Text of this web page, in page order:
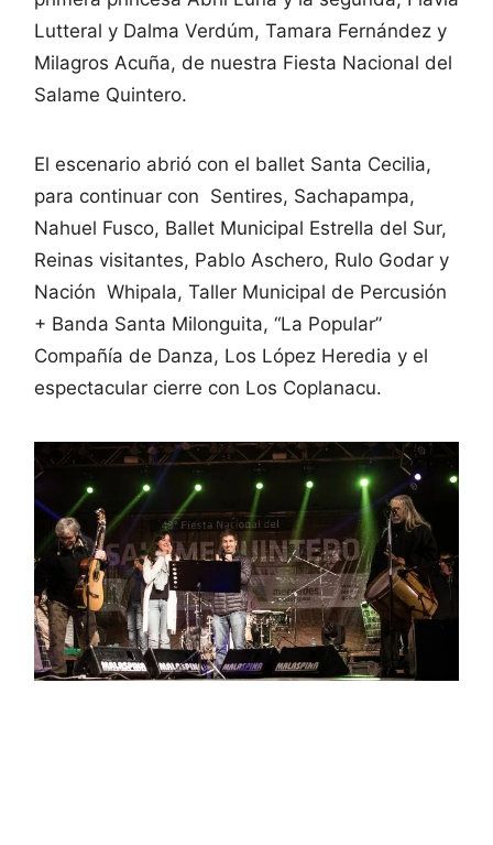
Lutteral y Dalma Verdúm, Tamara Fernández y
Milagros Acuña, de nuestra Fiesta Nacional del
Salame Quintero.
El escenario abrió con el ballet Santa Cecilia,
para continuar con Sentires, Sachapampa,
Nahuel Fusco, Ballet Municipal Estrella del Sur,
Reinas visitantes, Pablo Aschero, Rulo Godar y
Nación Whipala, Taller Municipal de Percusión
+ Banda Santa Milonguita, “La Popular”
Compañía de Danza, Los López Heredia y el
espectacular cierre con Los Coplanacu.